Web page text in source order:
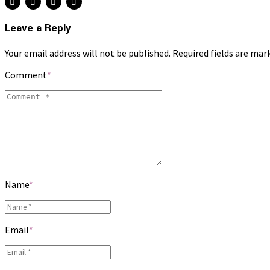
Leave a Reply
Your email address will not be published. Required fields are
Comment*
Name*
Email*